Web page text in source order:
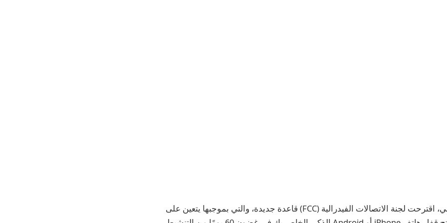
في شهر يونيو الماضي، اقترحت لجنة الاتصالات الفيدرالية (FCC) قاعدة جديدة، والتي بموجبها يتعين على